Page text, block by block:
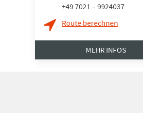
+49 7021 – 9924037
Route berechnen
MEHR INFOS